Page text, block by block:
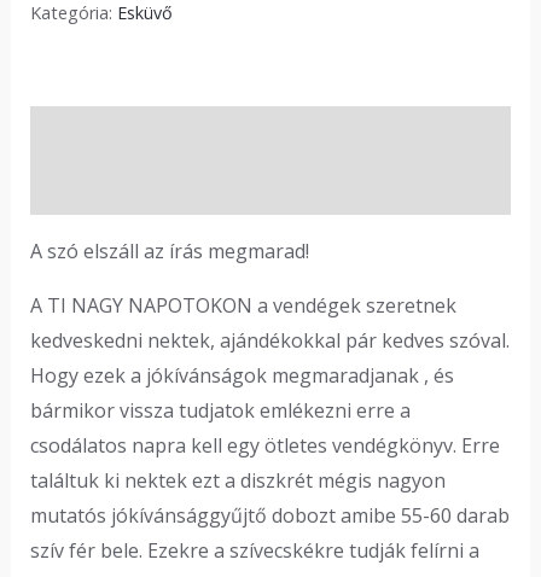
Kategória: Esküvő
A szó elszáll az írás megmarad!
A TI NAGY NAPOTOKON a vendégek szeretnek
kedveskedni nektek, ajándékokkal pár kedves szóval.
Hogy ezek a jókívánságok megmaradjanak , és
bármikor vissza tudjatok emlékezni erre a
csodálatos napra kell egy ötletes vendégkönyv. Erre
találtuk ki nektek ezt a diszkrét mégis nagyon
mutatós jókívánsággyűjtő dobozt amibe 55-60 darab
szív fér bele. Ezekre a szívecskékre tudják felírni a